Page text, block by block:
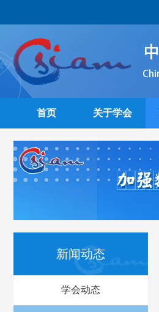
首页 关于学会
新闻动态
学会动态